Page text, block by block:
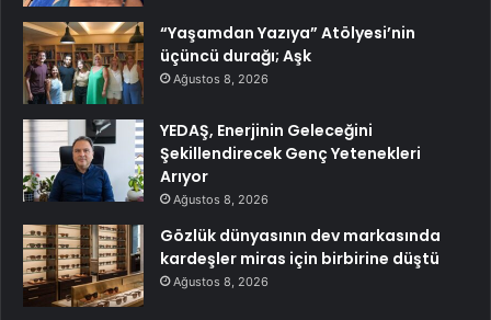
“Yaşamdan Yazıya” Atölyesi’nin
üçüncü durağı; Aşk
Ağustos 8, 2026
YEDAŞ, Enerjinin Geleceğini
Şekillendirecek Genç Yetenekleri
Arıyor
Ağustos 8, 2026
Gözlük dünyasının dev markasında
kardeşler miras için birbirine düştü
Ağustos 8, 2026